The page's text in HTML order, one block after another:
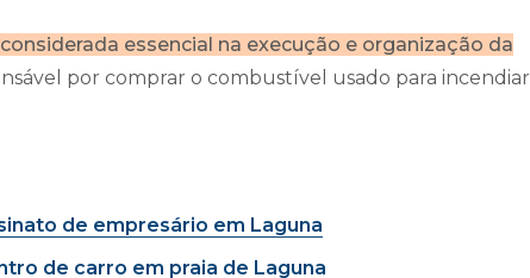
essencial na execução e organização da
por comprar o combustível usado para incendiar
de empresário em Laguna
de carro em praia de Laguna